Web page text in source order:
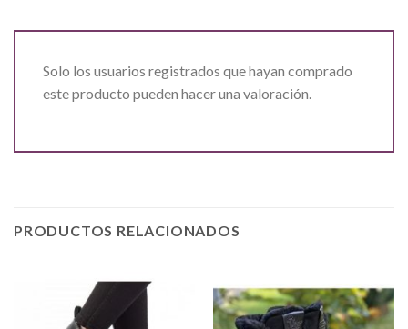
Solo los usuarios registrados que hayan comprado
este producto pueden hacer una valoración.
PRODUCTOS RELACIONADOS